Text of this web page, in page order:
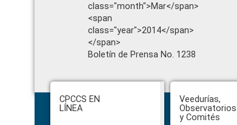
class="month">Mar</span>
<span
class="year">2014</span>
</span>
Boletín de Prensa No. 1238
Footer
CPCCS EN
LÍNEA
Veedurías,
Observatorios
y Comités